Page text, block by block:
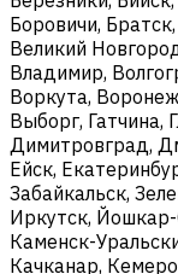
Боровичи,
Великий
Владимир,
Воркута,
Выборг, Гатчина,
Димитровград,
Ейск,
Забайкальск,
Иркутск, Йошкар-
Каменск-
Качканар,